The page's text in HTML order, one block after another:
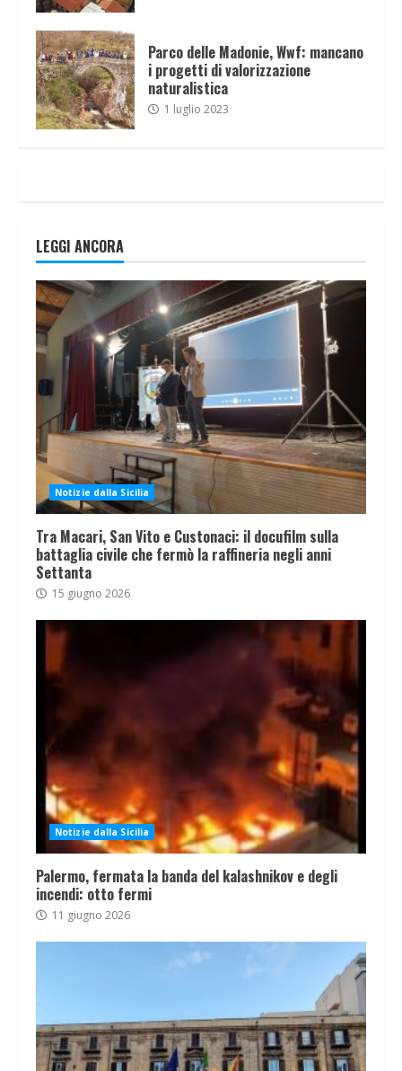
Parco delle Madonie, Wwf: mancano
i progetti di valorizzazione
naturalistica
1 luglio 2023
LEGGI ANCORA
Notizie dalla Sicilia
Tra Macari, San Vito e Custonaci: il docufilm sulla
battaglia civile che fermò la raffineria negli anni
Settanta
15 giugno 2026
Notizie dalla Sicilia
Palermo, fermata la banda del kalashnikov e degli
incendi: otto fermi
11 giugno 2026